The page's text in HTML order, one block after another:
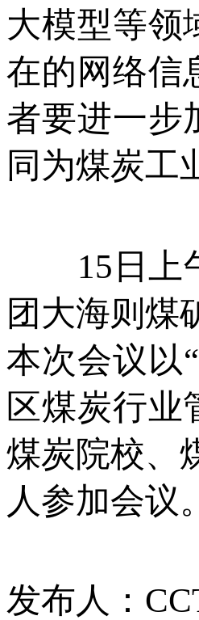
大模型等领
在的网络信
者要进一步
同为煤炭工
15日上午
团大海则煤
本次会议以
区煤炭行业
煤炭院校、
人参加会议。
发布人：